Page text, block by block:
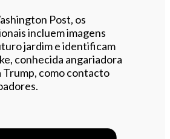
Post, os
incluem imagens
jardim e identificam
conhecida angariadora
Trump, como contacto